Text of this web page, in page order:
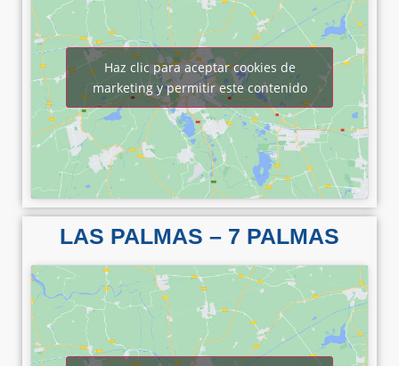
Haz clic para aceptar cookies de
marketing y permitir este contenido
LAS PALMAS – 7 PALMAS